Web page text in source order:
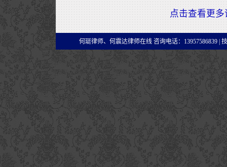
点击查看更多
何珽律师、何震达律师在线 咨询电话：13957586839 |